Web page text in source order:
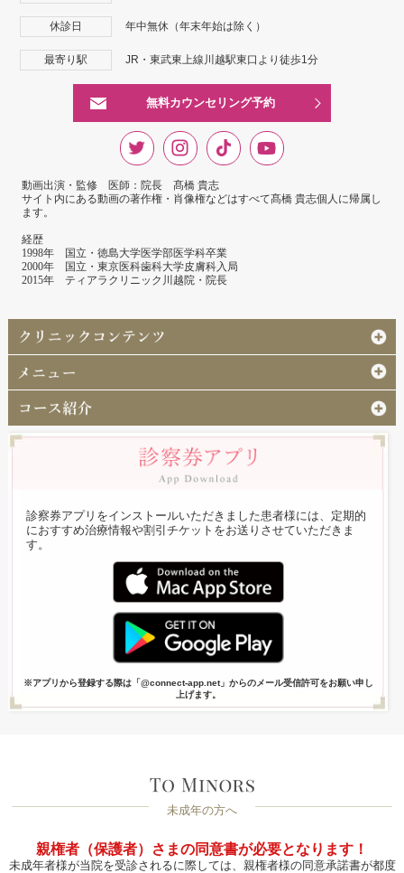
休診日 年中無休（年末年始は除く）
最寄り駅 JR・東武東上線川越駅東口より徒歩1分
無料カウンセリング予約
動画出演・監修 医師：院長 髙橋 貴志
サイト内にある動画の著作権・肖像権などはすべて髙橋 貴志個人に帰属し
ます。
経歴
1998年 国立・徳島大学医学部医学科卒業
2000年 国立・東京医科歯科大学皮膚科入局
2015年 ティアラクリニック川越院・院長
診察券アプリをインストールいただきました患者様には、定期的
におすすめ治療情報や割引チケットをお送りさせていただきま
す。
※アプリから登録する際は「@connect-app.net」からのメール受信許可をお願い申し
上げます。
未成年の方へ
親権者（保護者）さまの同意書が必要となります！
未成年者様が当院を受診されるに際しては、親権者様の同意承諾書が都度